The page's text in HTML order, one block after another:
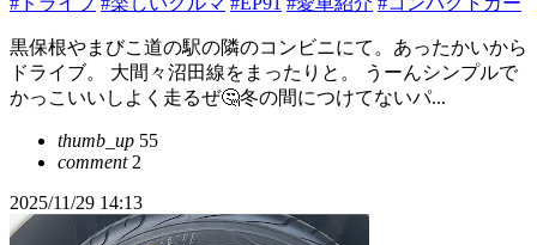
黒保根やまびこ道の駅の隣のコンビニにて。あったかいから
ドライブ。 大間々沼田線をまったりと。 うーんシンプルで
かっこいいしよく走るぜ🤔冬の間につけてないパ...
thumb_up 55
comment2
2025/11/29 14:13